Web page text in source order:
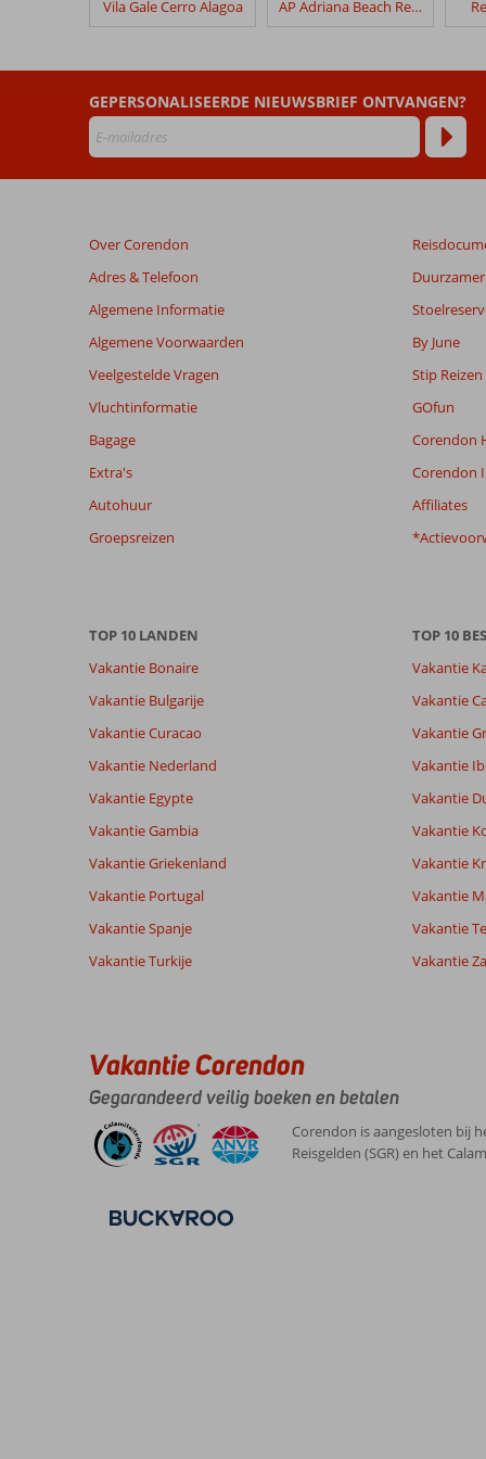
Placid
Beoordelingen
die
ouder
zijn
dan
worden
niet
meer
weergegeven
de
relevantie
de
info
Vila Gale Cerro Alagoa AP Adriana Beach Resort
GEPERSONALISEERDE NIEUWSBRIEF ONTVANGEN?
Over Corendon
Adres & Telefoon
Algemene Informatie
Algemene Voorwaarden
Veelgestelde Vragen
Vluchtinformatie
Bagage
Extra's
Autohuur
Groepsreizen
By June
Stip Reizen
GOfun
Corendon
Corendon
Affiliates
TOP 10 LANDEN
Vakantie Bonaire
Vakantie Bulgarije
Vakantie Curacao
Vakantie Nederland
Vakantie Egypte
Vakantie Gambia
Vakantie Griekenland
Vakantie Portugal
Vakantie Spanje
Vakantie Turkije
TOP 10
Vakantie
Vakantie
Vakantie
Vakantie
Vakantie
Vakantie
Vakantie
Vakantie
Vakantie
Vakantie
Vakantie Corendon
Gegarandeerd veilig boeken en betalen
Corendon is aangesloten bij
Reisgelden (SGR) en het